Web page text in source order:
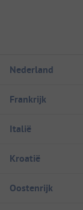
Nederland
Frankrijk
Italië
Kroatië
Oostenrijk